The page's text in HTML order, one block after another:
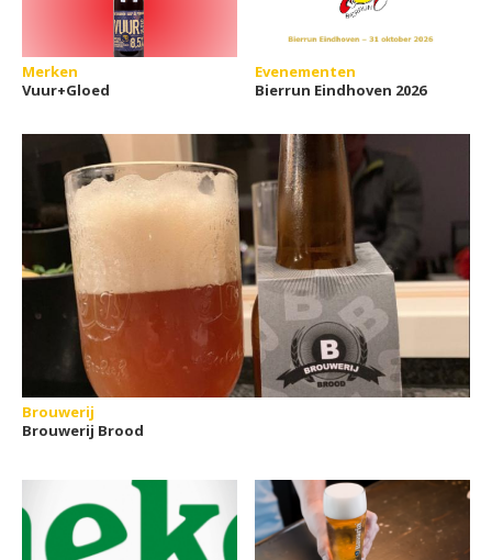
Merken
Vuur+Gloed
Evenementen
Bierrun Eindhoven 2026
Brouwerij
Brouwerij Brood